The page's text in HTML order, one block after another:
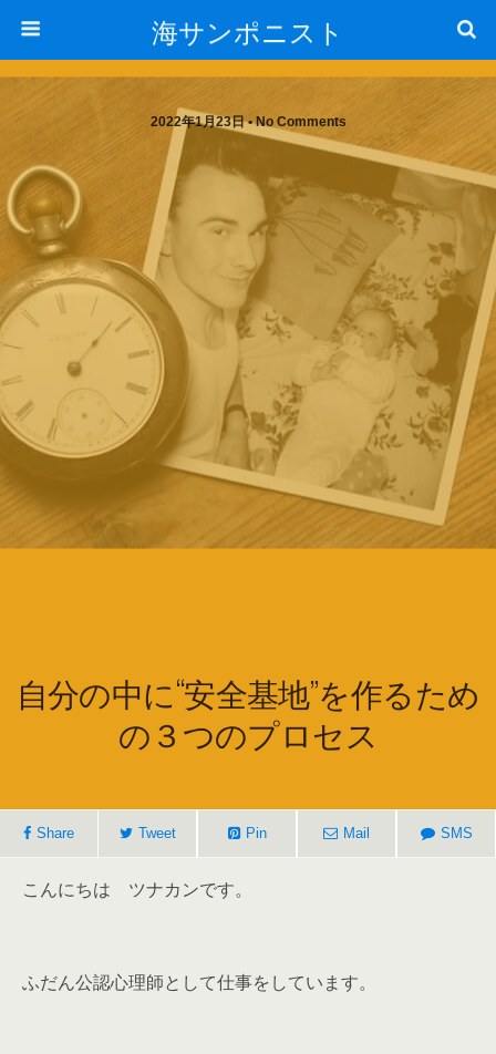
海サンポニスト
2022年1月23日 • No Comments
自分の中に“安全基地”を作るため
の３つのプロセス
Share Tweet Pin Mail SMS
こんにちは ツナカンです。
ふだん公認心理師として仕事をしています。